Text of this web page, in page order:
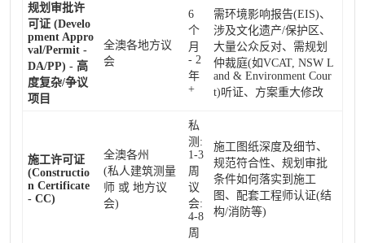
规划审批许
可证 (Develo
pment Appro
val/Permit -
DA/PP) - 高
度复杂/争议
项目
全澳各地方议
会
6
个
月
- 2
年
+
需环境影响报告(EIS)、
涉及文化遗产/保护区、
大量公众反对、需规划
仲裁庭(如VCAT, NSW L
and & Environment Cour
t)听证、方案重大修改
施工许可证
(Constructio
n Certificate
- CC)
全澳各州
(私人建筑测量
师 或 地方议
会)
私
测:
1-3
周
议
会:
4-8
周
施工图纸深度及细节、
规范符合性、规划审批
条件如何落实到施工
图、配套工程师认证(结
构/消防等)